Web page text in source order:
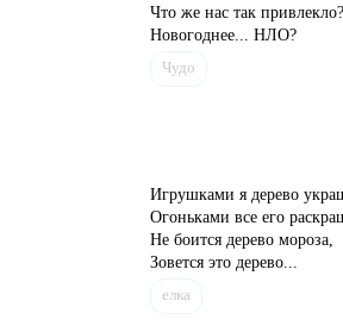
Что же нас так привлекло?
Новогоднее... НЛО?
Чудо
Игрушками я дерево
Огоньками все его
Не боится дерево мороза,
Зовется это дерево...
елка